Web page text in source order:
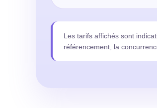
Les tarifs affichés sont
référencement, la